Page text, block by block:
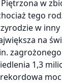
w
tego
w
na
1,3
rekordowa